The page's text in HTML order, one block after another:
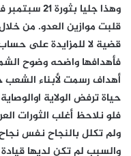
وهذا جليا بثورة ٢١ سبتمبر فخطواتها المدروسة
قلبت موازين العدو. من
قضية لا للمزايدة على
فأهدافها واضحه وضوح
أهداف رسمت لأبناء الشعب
حياة ترفض الولاية
فلو نلاحظ أغلب الثورات
ولم تكلل بالنجاح نفس نجاح ثورة ٢١
والسبب لم تكن لديها